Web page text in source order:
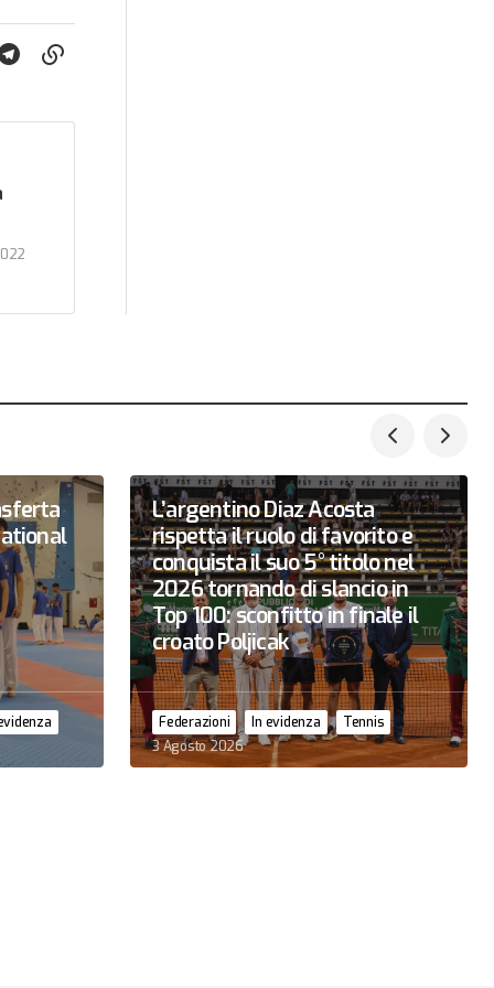
L’argentino Diaz Acosta
rispetta il ruolo di favorito e
conquista il suo 5° titolo nel
2026 tornando di slancio in
Top 100: sconfitto in finale il
croato Poljicak
Federazioni In evidenza
Tennis
3 Agosto 2026